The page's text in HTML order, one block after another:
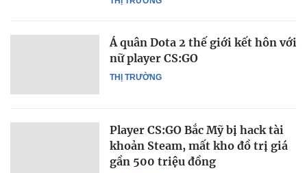
THỊ TRƯỜNG
Á quân Dota 2 thế giới kết hôn với
nữ player CS:GO
Player CS:GO Bắc Mỹ bị hack tài
khoản Steam, mất kho đồ trị giá
gần 500 triệu đồng